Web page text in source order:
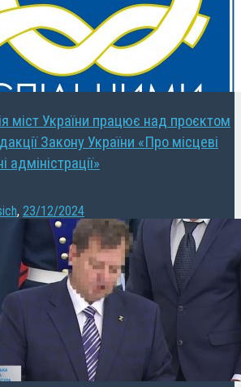
міст України працює над проєктом
Закону України «Про місцеві
адміністрації»
, 23/12/2024